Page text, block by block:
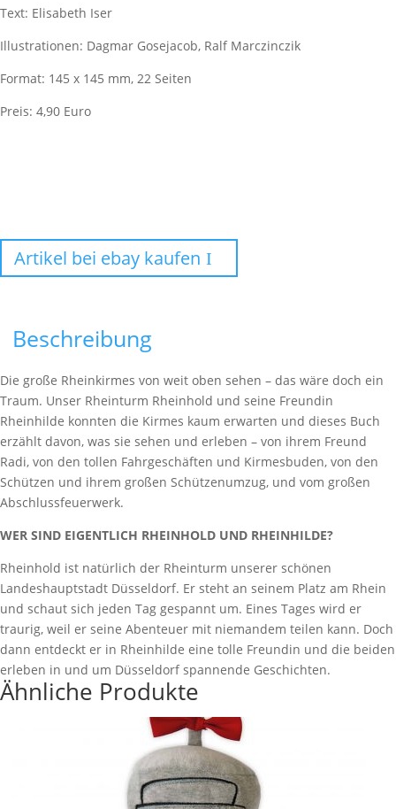
Text: Elisabeth Iser
Illustrationen: Dagmar Gosejacob, Ralf Marczinczik
Format: 145 x 145 mm, 22 Seiten
Preis: 4,90 Euro
Artikel bei ebay kaufen
Beschreibung
Die große Rheinkirmes von weit oben sehen – das wäre doch ein
Traum. Unser Rheinturm Rheinhold und seine Freundin
Rheinhilde konnten die Kirmes kaum erwarten und dieses Buch
erzählt davon, was sie sehen und erleben – von ihrem Freund
Radi, von den tollen Fahrgeschäften und Kirmesbuden, von den
Schützen und ihrem großen Schützenumzug, und vom großen
Abschlussfeuerwerk.
WER SIND EIGENTLICH RHEINHOLD UND RHEINHILDE?
Rheinhold ist natürlich der Rheinturm unserer schönen
Landeshauptstadt Düsseldorf. Er steht an seinem Platz am Rhein
und schaut sich jeden Tag gespannt um. Eines Tages wird er
traurig, weil er seine Abenteuer mit niemandem teilen kann. Doch
dann entdeckt er in Rheinhilde eine tolle Freundin und die beiden
erleben in und um Düsseldorf spannende Geschichten.
Ähnliche Produkte